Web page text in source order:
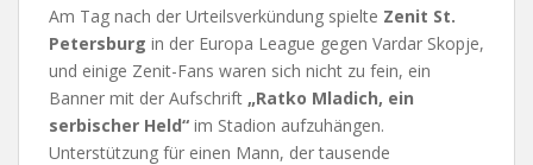
Am Tag nach der Urteilsverkündung spielte Zenit St.
Petersburg in der Europa League gegen Vardar Skopje,
und einige Zenit-Fans waren sich nicht zu fein, ein
Banner mit der Aufschrift „Ratko Mladich, ein
serbischer Held“ im Stadion aufzuhängen.
Unterstützung für einen Mann, der tausende